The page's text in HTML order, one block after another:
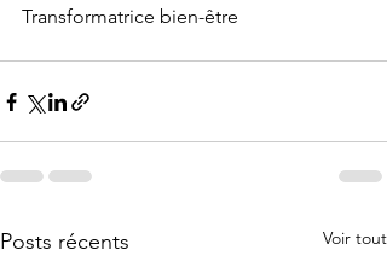
Transformatrice bien-être
Posts récents Voir tout